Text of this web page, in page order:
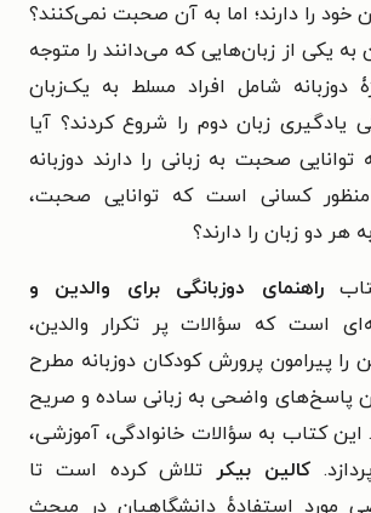
خود را دارند؛ اما به آن صحبت نمی‌کنند؟
یکی از زبان‌هایی که می‌دانند را متوجه
دوزبانه شامل افراد مسلط به یک‌زبان
یادگیری زبان دوم را شروع کردند؟ آیا
صحبت به زبانی را دارند دو‌زبانه
کسانی است که توانایی صحبت،
هر دو زبان را دارند؟
راهنمای دوزبانگی برای والدین و
است که سؤالات پر تکرار والدین،
را پیرامون پرورش کودکان دوزبانه مطرح
پاسخ‌های واضحی به زبانی ساده و صریح
کتاب به سؤالات خانوادگی، آموزشی،
کالین بیکر تلاش کرده است تا
مورد استفادهٔ دانشگاهیان در مبحث